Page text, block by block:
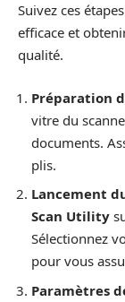
Suivez ces
efficace et
qualité.
Préparation
vitre du
documents.
plis.
Lancement
Scan Utility
Sélectionnez
pour vous
Paramètres